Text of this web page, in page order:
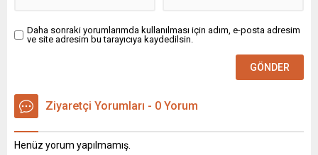
Daha sonraki yorumlarımda kullanılması için adım, e-posta adresim
ve site adresim bu tarayıcıya kaydedilsin.
Ziyaretçi Yorumları - 0 Yorum
Henüz yorum yapılmamış.